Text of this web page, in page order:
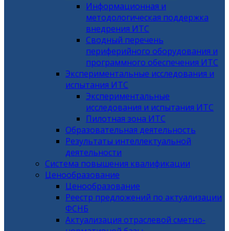
Информационная и
методологическая поддержка
внедрения ИТС
Сводный перечень
периферийного оборудования и
программного обеспечения ИТС
Экспериментальные исследования и
испытания ИТС
Экспериментальные
исследования и испытания ИТС
Пилотная зона ИТС
Образовательная деятельность
Результаты интеллектуальной
деятельности
Система повышения квалификации
Ценообразование
Ценообразование
Реестр предложений по актуализации
ФСНБ
Актуализация отраслевой сметно-